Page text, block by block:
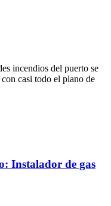
incendios del puerto se
casi todo el plano de
Instalador de gas